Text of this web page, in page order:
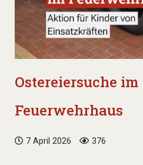
Ostereiersuche im
Feuerwehrhaus
7 April 2026 376